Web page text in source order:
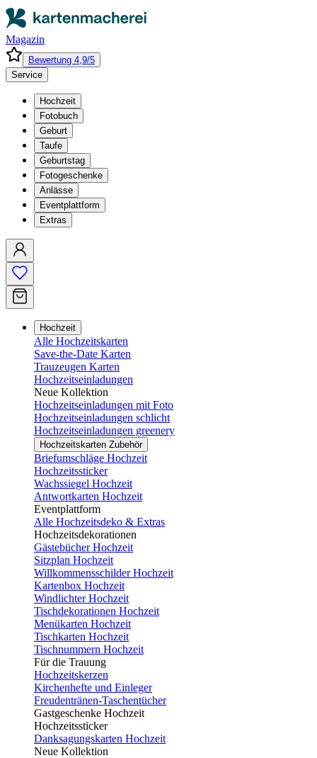
Magazin
Bewertung 4,9/5
Service
Hochzeit
Fotobuch
Geburt
Taufe
Geburtstag
Fotogeschenke
Anlässe
Eventplattform
Extras
Hochzeit
Alle Hochzeitskarten
Save-the-Date Karten
Trauzeugen Karten
Hochzeitseinladungen
Neue Kollektion
Hochzeitseinladungen mit Foto
Hochzeitseinladungen schlicht
Hochzeitseinladungen greenery
Hochzeitskarten Zubehör
Briefumschläge Hochzeit
Hochzeitssticker
Wachssiegel Hochzeit
Antwortkarten Hochzeit
Eventplattform
Alle Hochzeitsdeko & Extras
Hochzeitsdekorationen
Gästebücher Hochzeit
Sitzplan Hochzeit
Willkommensschilder Hochzeit
Kartenbox Hochzeit
Windlichter Hochzeit
Tischdekorationen Hochzeit
Menükarten Hochzeit
Tischkarten Hochzeit
Tischnummern Hochzeit
Für die Trauung
Hochzeitskerzen
Kirchenhefte und Einleger
Freudentränen-Taschentücher
Gastgeschenke Hochzeit
Hochzeitssticker
Danksagungskarten Hochzeit
Neue Kollektion